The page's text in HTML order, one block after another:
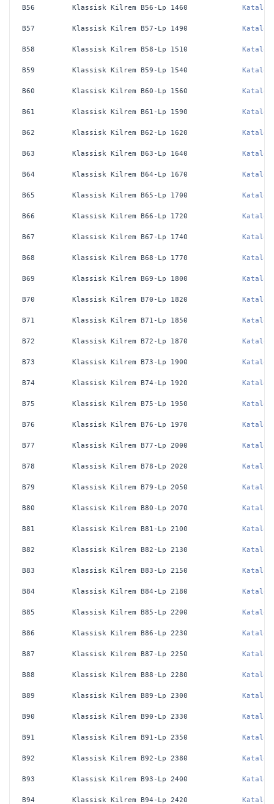
B56 Klassisk Kilrem B56-Lp 1460 Katalog
B57 Klassisk Kilrem B57-Lp 1490 Katalog
B58 Klassisk Kilrem B58-Lp 1510 Katalog
B59 Klassisk Kilrem B59-Lp 1540 Katalog
B60 Klassisk Kilrem B60-Lp 1560 Katalog
B61 Klassisk Kilrem B61-Lp 1590 Katalog
B62 Klassisk Kilrem B62-Lp 1620 Katalog
B63 Klassisk Kilrem B63-Lp 1640 Katalog
B64 Klassisk Kilrem B64-Lp 1670 Katalog
B65 Klassisk Kilrem B65-Lp 1700 Katalog
B66 Klassisk Kilrem B66-Lp 1720 Katalog
B67 Klassisk Kilrem B67-Lp 1740 Katalog
B68 Klassisk Kilrem B68-Lp 1770 Katalog
B69 Klassisk Kilrem B69-Lp 1800 Katalog
B70 Klassisk Kilrem B70-Lp 1820 Katalog
B71 Klassisk Kilrem B71-Lp 1850 Katalog
B72 Klassisk Kilrem B72-Lp 1870 Katalog
B73 Klassisk Kilrem B73-Lp 1900 Katalog
B74 Klassisk Kilrem B74-Lp 1920 Katalog
B75 Klassisk Kilrem B75-Lp 1950 Katalog
B76 Klassisk Kilrem B76-Lp 1970 Katalog
B77 Klassisk Kilrem B77-Lp 2000 Katalog
B78 Klassisk Kilrem B78-Lp 2020 Katalog
B79 Klassisk Kilrem B79-Lp 2050 Katalog
B80 Klassisk Kilrem B80-Lp 2070 Katalog
B81 Klassisk Kilrem B81-Lp 2100 Katalog
B82 Klassisk Kilrem B82-Lp 2130 Katalog
B83 Klassisk Kilrem B83-Lp 2150 Katalog
B84 Klassisk Kilrem B84-Lp 2180 Katalog
B85 Klassisk Kilrem B85-Lp 2200 Katalog
B86 Klassisk Kilrem B86-Lp 2230 Katalog
B87 Klassisk Kilrem B87-Lp 2250 Katalog
B88 Klassisk Kilrem B88-Lp 2280 Katalog
B89 Klassisk Kilrem B89-Lp 2300 Katalog
B90 Klassisk Kilrem B90-Lp 2330 Katalog
B91 Klassisk Kilrem B91-Lp 2350 Katalog
B92 Klassisk Kilrem B92-Lp 2380 Katalog
B93 Klassisk Kilrem B93-Lp 2400 Katalog
B94 Klassisk Kilrem B94-Lp 2420 Katalog